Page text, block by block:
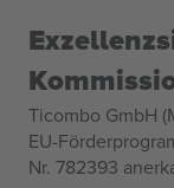
Ticombo GmbH
EU-
Nr. 782393